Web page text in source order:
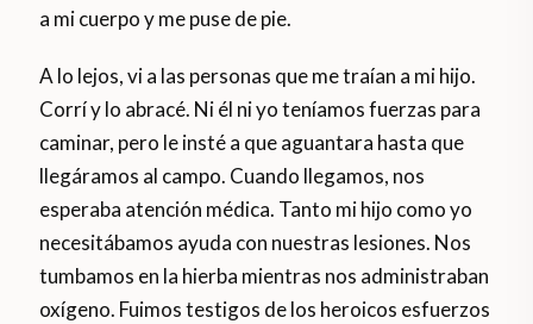
a mi cuerpo y me puse de pie.
A lo lejos, vi a las personas que me traían a mi hijo.
Corrí y lo abracé. Ni él ni yo teníamos fuerzas para
caminar, pero le insté a que aguantara hasta que
llegáramos al campo. Cuando llegamos, nos
esperaba atención médica. Tanto mi hijo como yo
necesitábamos ayuda con nuestras lesiones. Nos
tumbamos en la hierba mientras nos administraban
oxígeno. Fuimos testigos de los heroicos esfuerzos